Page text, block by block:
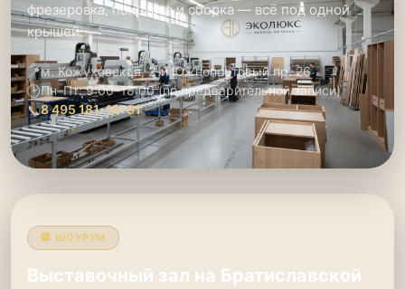
фрезеровка, покраска и сборка — всё под одной
крышей.
📍м. Кожуховская, 2-й Южнопортовый пр. 26
🕑Пн–Пт: 9:00–18:00 (по предварительной записи)
📞8 495 181-19-91
🏢 ШОУРУМ
Выставочный зал на Братиславской